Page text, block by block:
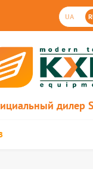
UA
дилер